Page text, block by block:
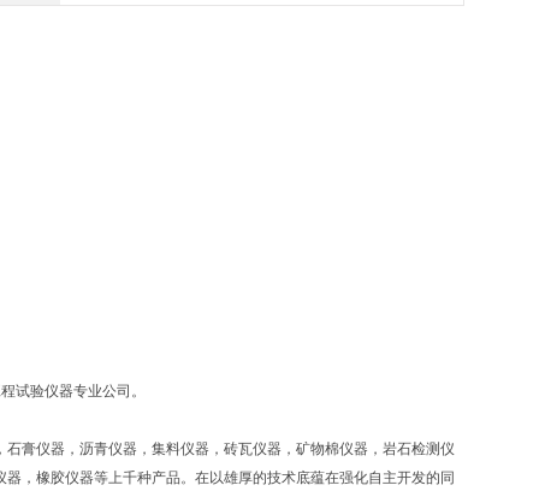
试验仪器专业公司。
膏仪器，沥青仪器，集料仪器，砖瓦仪器，矿物棉仪器，岩石检测仪
，橡胶仪器等上千种产品。在以雄厚的技术底蕴在强化自主开发的同